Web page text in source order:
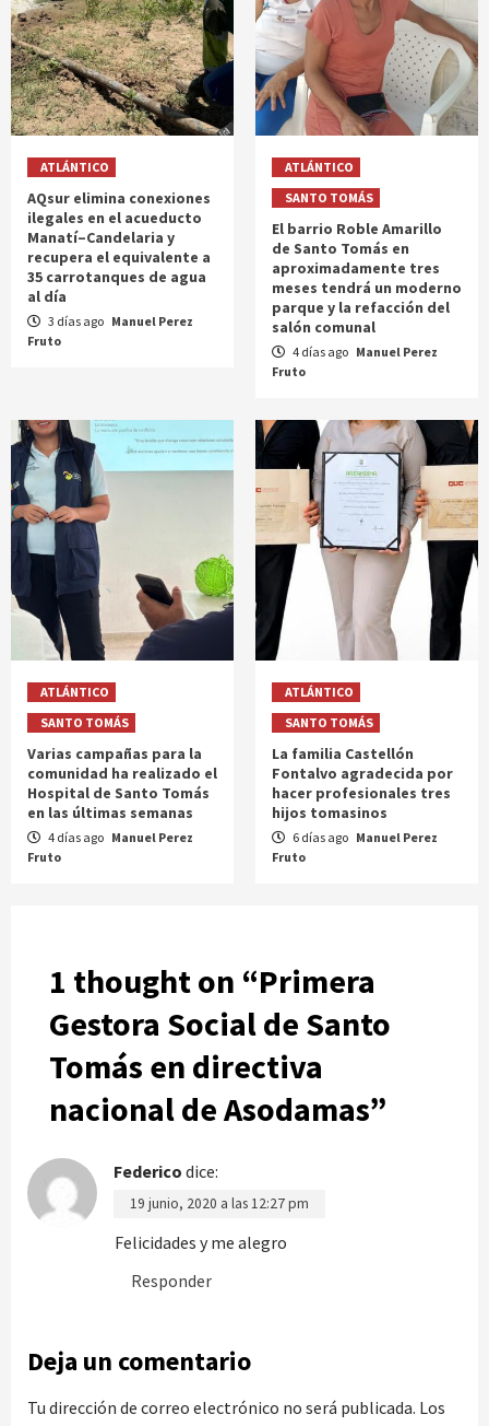
ATLÁNTICO
AQsur elimina conexiones
ilegales en el acueducto
Manatí–Candelaria y
recupera el equivalente a
35 carrotanques de agua
al día
3 días ago Manuel Perez
Fruto
ATLÁNTICO
SANTO TOMÁS
El barrio Roble Amarillo
de Santo Tomás en
aproximadamente tres
meses tendrá un moderno
parque y la refacción del
salón comunal
4 días ago Manuel Perez
Fruto
ATLÁNTICO
SANTO TOMÁS
Varias campañas para la
comunidad ha realizado el
Hospital de Santo Tomás
en las últimas semanas
4 días ago Manuel Perez
Fruto
ATLÁNTICO
SANTO TOMÁS
La familia Castellón
Fontalvo agradecida por
hacer profesionales tres
hijos tomasinos
6 días ago Manuel Perez
Fruto
1 thought on “Primera
Gestora Social de Santo
Tomás en directiva
nacional de Asodamas”
Federico dice:
19 junio, 2020 a las 12:27 pm
Felicidades y me alegro
Responder
Deja un comentario
Tu dirección de correo electrónico no será publicada. Los